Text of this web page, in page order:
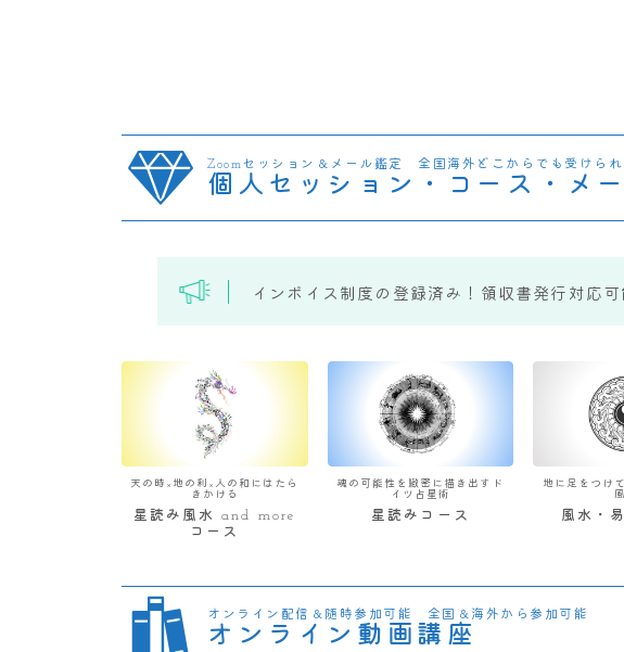
Zoomセッション＆メール鑑定 全国海外どこからでも受けられ
個人セッション・コース・メ
インボイス制度の登録済み！領収書発行対応可
天の時×地の利×人の和にはたら
きかける
星読み風水 and more
コース
魂の可能性を緻密に描き出すド
イツ占星術
星読みコース
地に足をつけ
風水・
オンライン配信＆随時参加可能 全国＆海外から参加可能
オンライン動画講座